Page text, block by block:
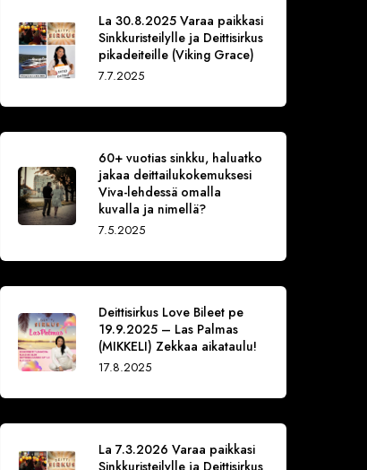
La 30.8.2025 Varaa paikkasi
Sinkkuristeilylle ja Deittisirkus
pikadeiteille (Viking Grace)
7.7.2025
60+ vuotias sinkku, haluatko
jakaa deittailukokemuksesi
Viva-lehdessä omalla
kuvalla ja nimellä?
7.5.2025
Deittisirkus Love Bileet pe
19.9.2025 – Las Palmas
(MIKKELI) Zekkaa aikataulu!
17.8.2025
La 7.3.2026 Varaa paikkasi
Sinkkuristeilylle ja Deittisirkus